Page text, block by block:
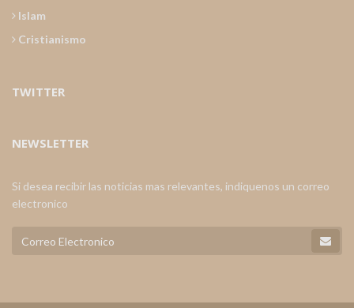
Islam
Cristianismo
TWITTER
NEWSLETTER
Si desea recibir las noticias mas relevantes, indiquenos un correo
electronico